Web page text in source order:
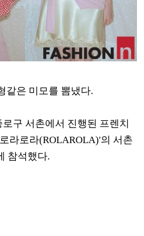
같은 미모를 뽐냈다.
구 서촌에서 진행된 프렌치
라로라(ROLAROLA)'의 서촌
참석했다.